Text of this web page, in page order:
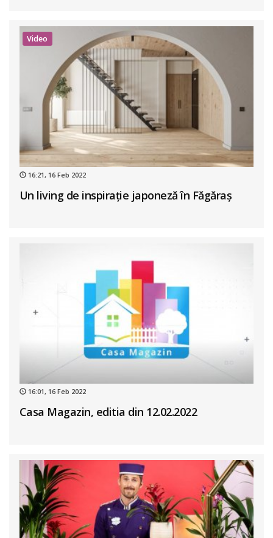
Video
16:21, 16 Feb 2022
Un living de inspirație japoneză în Făgăraș
16:01, 16 Feb 2022
Casa Magazin, editia din 12.02.2022